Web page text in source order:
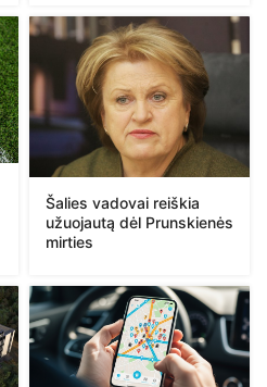
Šalies vadovai reiškia
užuojautą dėl Prunskienės
mirties